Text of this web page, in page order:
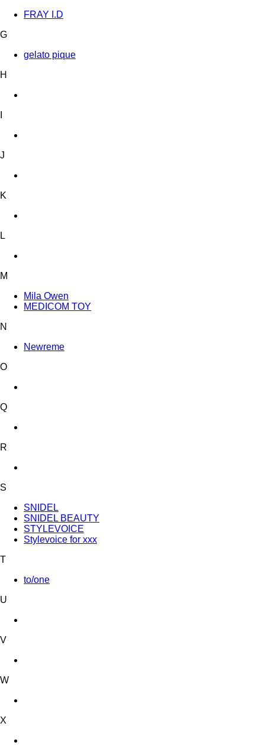
FRAY I.D
G
gelato pique
H
J
K
L
M
Mila Owen
MEDICOM TOY
N
Newreme
O
Q
R
S
SNIDEL
SNIDEL BEAUTY
STYLEVOICE
Stylevoice for xxx
T
to/one
U
V
W
X